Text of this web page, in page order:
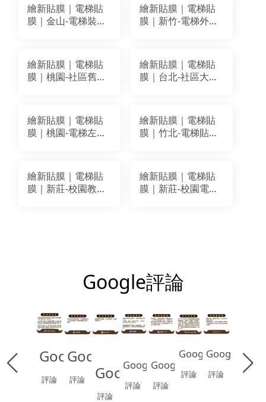
繪新貼膜｜電梯貼
膜｜金山-電梯裝潢
繪新貼膜｜電梯貼
膜｜新竹-電梯外門
繪新貼膜｜電梯貼
膜｜桃園-社區舊電
繪新貼膜｜電梯貼
膜｜台北-社區大樓
NS119
繪新貼膜｜電梯貼
膜｜桃園-電梯左右
繪新貼膜｜電梯貼
膜｜竹北-電梯貼膜
繪新貼膜｜電梯貼
膜｜新莊-校園教育
繪新貼膜｜電梯貼
膜｜新莊-校園電梯
Google評論
Google
評論
Google
評論 Google
評論
Google
評論
Google
評論
Google
評論
Google
評論